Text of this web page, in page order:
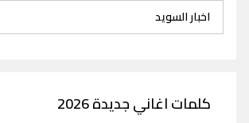
اخبار السويد
كلمات اغاني جديدة 2026